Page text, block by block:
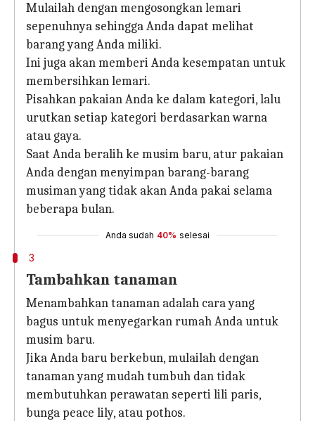
Mulailah dengan mengosongkan lemari
sepenuhnya sehingga Anda dapat melihat
barang yang Anda miliki.
Ini juga akan memberi Anda kesempatan untuk
membersihkan lemari.
Pisahkan pakaian Anda ke dalam kategori, lalu
urutkan setiap kategori berdasarkan warna
atau gaya.
Saat Anda beralih ke musim baru, atur pakaian
Anda dengan menyimpan barang-barang
musiman yang tidak akan Anda pakai selama
beberapa bulan.
Anda sudah 40% selesai
3
Tambahkan tanaman
Menambahkan tanaman adalah cara yang
bagus untuk menyegarkan rumah Anda untuk
musim baru.
Jika Anda baru berkebun, mulailah dengan
tanaman yang mudah tumbuh dan tidak
membutuhkan perawatan seperti lili paris,
bunga peace lily, atau pothos.